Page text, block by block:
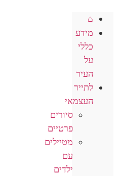
⌂
מידע
כללי
על
העיר
לתייר
העצמאי
סיורים
פרטיים
מטיילים
עם
ילדים